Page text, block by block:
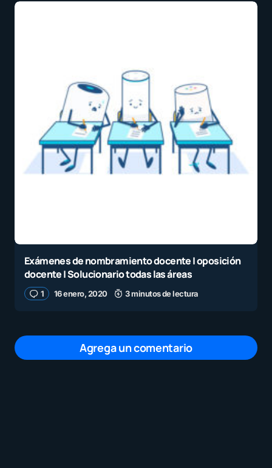
Exámenes de nombramiento docente | oposición
docente | Solucionario todas las áreas
1 16 enero, 2020 3 minutos de lectura
Agrega un comentario